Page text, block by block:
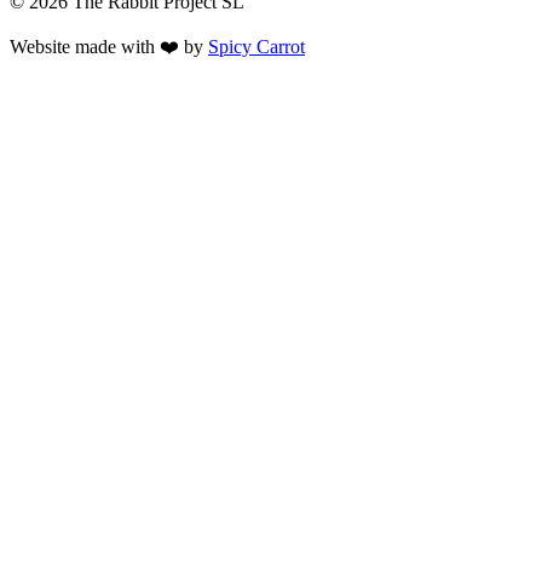
Website made with ❤️ by Spicy Carrot